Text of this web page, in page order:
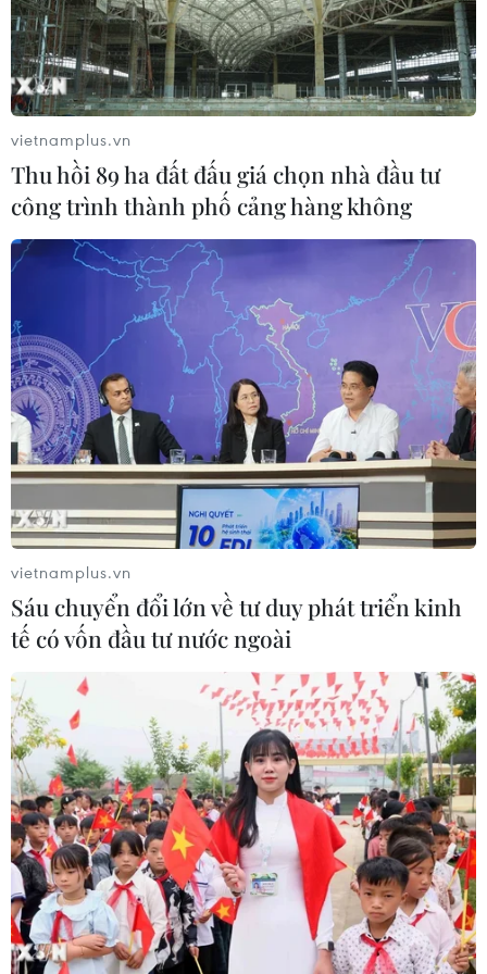
TIN CÙNG CHUYÊN MỤC
Áp thấp nhiệt đới trên vịnh Bắc Bộ sẽ
gây ảnh hưởng thế nào tới Việt Nam?
07/08/2026 14:38
Cảnh sát giao thông triển khai chiến
vietnamplus.vn
Thu hồi 89 ha đất đấu giá chọn nhà đầu tư
công trình thành phố cảng hàng không
vietnamplus.vn
Sáu chuyển đổi lớn về tư duy phát triển kinh
tế có vốn đầu tư nước ngoài